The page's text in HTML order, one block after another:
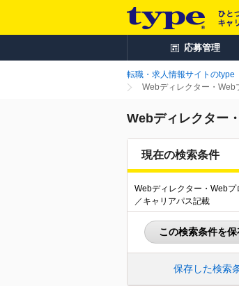
応募管理
転職・求人情報サイトのtype
Webディレクター・Web
Webディレクター
現在の検索条件
Webディレクター・Webプ
／キャリアパス記載
この検索条件を保
保存した検索